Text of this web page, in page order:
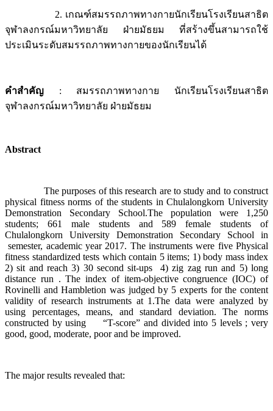
2. เกณฑ์สมรรถภาพทางกายนักเรียนโรงเรียนสาธิต
จุฬาลงกรณ์มหาวิทยาลัย ฝ่ายมัธยม ที่สร้างขึ้นสามารถใช้
ประเมินระดับสมรรถภาพทางกายของนักเรียนได้
คำสำคัญ : สมรรถภาพทางกาย นักเรียนโรงเรียนสาธิต
จุฬาลงกรณ์มหาวิทยาลัย ฝ่ายมัธยม
Abstract
The purposes of this research are to study and to construct
physical fitness norms of the students in Chulalongkorn University
Demonstration Secondary School.The population were 1,250
students; 661 male students and 589 female students of
Chulalongkorn University Demonstration Secondary School in
semester, academic year 2017. The instruments were five Physical
fitness standardized tests which contain 5 items; 1) body mass index
2) sit and reach 3) 30 second sit-ups 4) zig zag run and 5) long
distance run . The index of item-objective congruence (IOC) of
Rovinelli and Hambletion was judged by 5 experts for the content
validity of research instruments at 1.The data were analyzed by
using percentages, means, and standard deviation. The norms
constructed by using “T-score” and divided into 5 levels ; very
good, good, moderate, poor and be improved.
The major results revealed that: